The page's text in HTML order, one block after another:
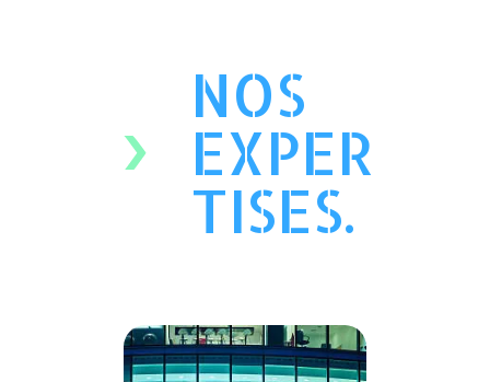
NOS
EXPER
TISES.